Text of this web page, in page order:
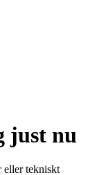
just nu
eller tekniskt